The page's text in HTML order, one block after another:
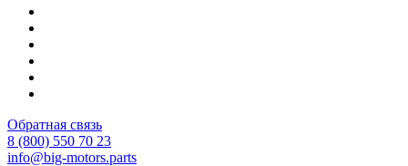
Обратная связь
8 (800) 550 70 23
info@big-motors.parts